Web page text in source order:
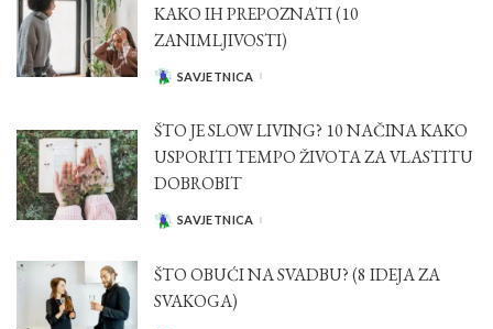
KAKO IH PREPOZNATI (10
ZANIMLJIVOSTI)
POSTED
SAVJETNICA
ŠTO JE SLOW LIVING? 10 NAČINA KAKO
USPORITI TEMPO ŽIVOTA ZA VLASTITU
DOBROBIT
POSTED
SAVJETNICA
ŠTO OBUĆI NA SVADBU? (8 IDEJA ZA
SVAKOGA)